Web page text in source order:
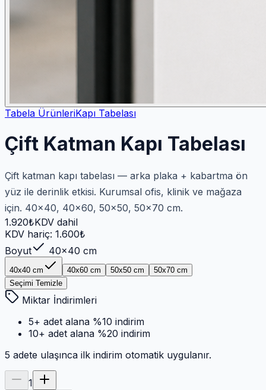
Tabela ÜrünleriKapı Tabelası
Çift Katman Kapı Tabelası
Çift katman kapı tabelası — arka plaka + kabartma ön
yüz ile derinlik etkisi. Kurumsal ofis, klinik ve mağaza
için. 40×40, 40×60, 50×50, 50×70 cm.
1.920₺KDV dahil
KDV hariç: 1.600₺
Boyut
40x40 cm
40x40 cm 40x60 cm 50x50 cm
50x70 cm
Seçimi Temizle
Miktar İndirimleri
5+ adet alana %10 indirim
10+ adet alana %20 indirim
5 adete ulaşınca ilk indirim otomatik uygulanır.
1